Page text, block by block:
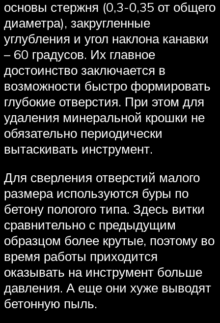
основы стержня (0,3-0,35 от общего
диаметра), закругленные
углубления и угол наклона канавки
– 60 градусов. Их главное
достоинство заключается в
возможности быстро формировать
глубокие отверстия. При этом для
удаления минеральной крошки не
обязательно периодически
вытаскивать инструмент.
Для сверления отверстий малого
размера используются буры по
бетону пологого типа. Здесь витки
сравнительно с предыдущим
образцом более крутые, поэтому во
время работы приходится
оказывать на инструмент больше
давления. А еще они хуже выводят
бетонную пыль.